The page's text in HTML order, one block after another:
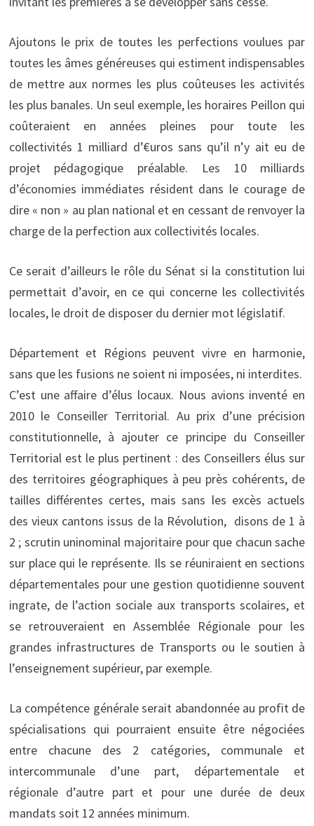
Ajoutons le prix de toutes les perfections voulues par
toutes les âmes généreuses qui estiment indispensables
de mettre aux normes les plus coûteuses les activités
les plus banales. Un seul exemple, les horaires Peillon qui
coûteraient en années pleines pour toute les
collectivités 1 milliard d’€uros sans qu’il n’y ait eu de
projet pédagogique préalable. Les 10 milliards
d’économies immédiates résident dans le courage de
dire « non » au plan national et en cessant de renvoyer la
charge de la perfection aux collectivités locales.
Ce serait d’ailleurs le rôle du Sénat si la constitution lui
permettait d’avoir, en ce qui concerne les collectivités
locales, le droit de disposer du dernier mot législatif.
Département et Régions peuvent vivre en harmonie,
sans que les fusions ne soient ni imposées, ni interdites.
C’est une affaire d’élus locaux. Nous avions inventé en
2010 le Conseiller Territorial. Au prix d’une précision
constitutionnelle, à ajouter ce principe du Conseiller
Territorial est le plus pertinent : des Conseillers élus sur
des territoires géographiques à peu près cohérents, de
tailles différentes certes, mais sans les excès actuels
des vieux cantons issus de la Révolution, disons de 1 à
2 ; scrutin uninominal majoritaire pour que chacun sache
sur place qui le représente. Ils se réuniraient en sections
départementales pour une gestion quotidienne souvent
ingrate, de l’action sociale aux transports scolaires, et
se retrouveraient en Assemblée Régionale pour les
grandes infrastructures de Transports ou le soutien à
l’enseignement supérieur, par exemple.
La compétence générale serait abandonnée au profit de
spécialisations qui pourraient ensuite être négociées
entre chacune des 2 catégories, communale et
intercommunale d’une part, départementale et
régionale d’autre part et pour une durée de deux
mandats soit 12 années minimum.